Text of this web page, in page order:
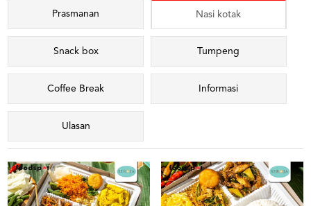
Prasmanan Nasi kotak
Snack box Tumpeng
Coffee Break Informasi
Ulasan